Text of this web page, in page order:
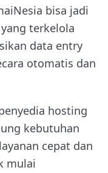
bisa jadi
terkelola
data entry
otomatis dan
hosting
kebutuhan
cepat dan
mulai